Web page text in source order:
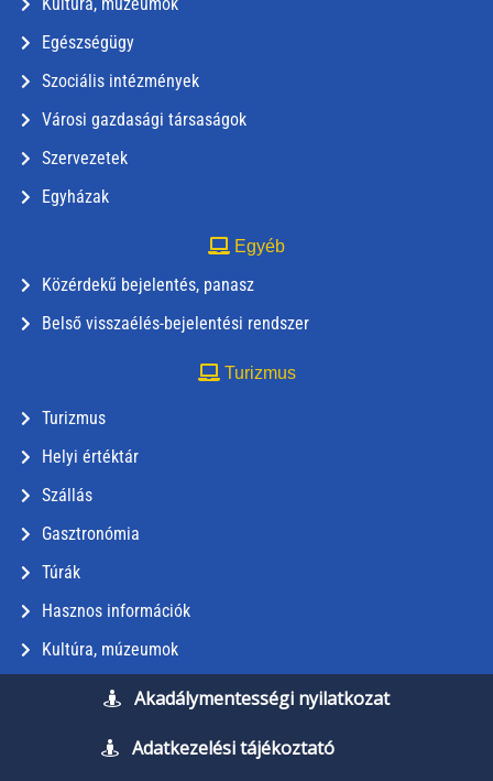
Egészségügy
Szociális intézmények
Városi gazdasági társaságok
Szervezetek
Egyházak
Egyéb
Közérdekű bejelentés, panasz
Belső visszaélés-bejelentési rendszer
Turizmus
Turizmus
Helyi értéktár
Szállás
Gasztronómia
Túrák
Hasznos információk
Kultúra, múzeumok
Akadálymentességi nyilatkozat
Adatkezelési tájékoztató